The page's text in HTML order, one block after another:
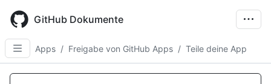
main
content
GitHub Dokumente
Apps / Freigabe von GitHub Apps / Teile deine App